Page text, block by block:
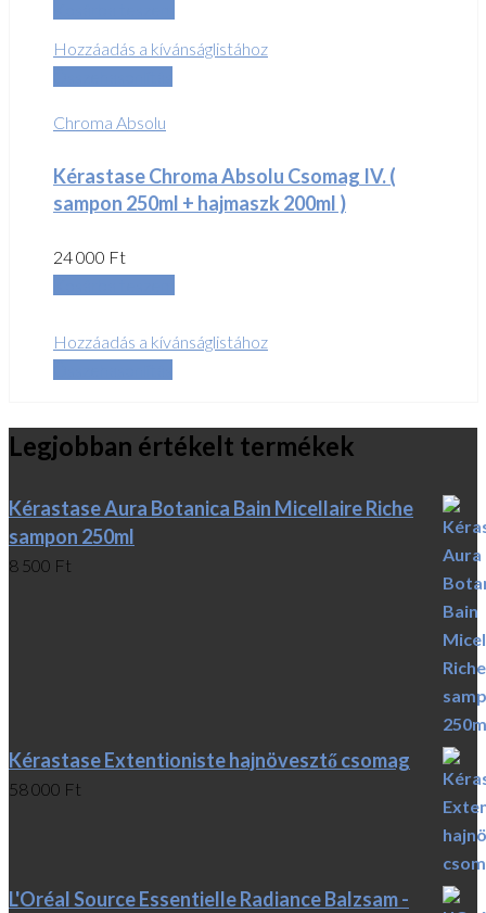
Hozzáadás a kívánságlistához
Chroma Absolu
Kérastase Chroma Absolu Csomag IV. (
sampon 250ml + hajmaszk 200ml )
24 000 Ft
Hozzáadás a kívánságlistához
Legjobban értékelt termékek
Kérastase Aura Botanica Bain Micellaire Riche
sampon 250ml
8 500 Ft
Kérastase Extentioniste hajnövesztő csomag
58 000 Ft
L'Oréal Source Essentielle Radiance Balzsam -